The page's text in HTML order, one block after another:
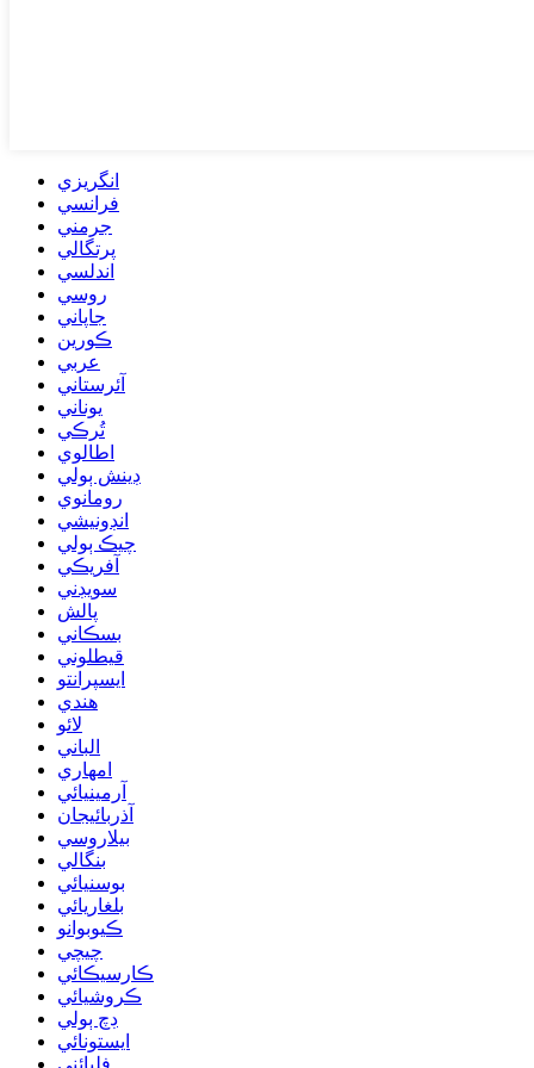
انگريزي
فرانسي
جرمني
پرتگالي
اندلسي
روسي
جاپاني
ڪورين
عربي
آئرستاني
يوناني
تُرڪي
اطالوي
ڊينش ٻولي
رومانوي
انڊونيشي
چيڪ ٻولي
آفريڪي
سويڊني
پالش
بسڪاني
قيطلوني
ايسپرانتو
هندي
لائو
الباني
امهاري
آرمينيائي
آذربائيجان
بيلاروسي
بنگالي
بوسنيائي
بلغاريائي
ڪيوبوانو
چيچي
ڪارسيڪائي
ڪروشيائي
ڊچ ٻولي
ايستونائي
فلپائني